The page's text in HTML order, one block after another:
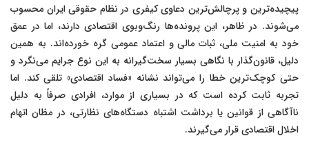
پیچیده‌ترین و پرچالش‌ترین دعاوی کیفری در نظام حقوقی ایران محسوب
می‌شوند. در ظاهر، این پرونده‌ها رنگ‌وبوی اقتصادی دارند، اما در عمق
خود به امنیت ملی، ثبات مالی و اعتماد عمومی گره خورده‌اند. به همین
دلیل، قانون‌گذار با نگاهی بسیار سخت‌گیرانه به این نوع جرایم می‌نگرد و
حتی کوچک‌ترین خطا را می‌تواند نشانه «فساد اقتصادی» تلقی کند. اما
تجربه ثابت کرده است که در بسیاری از موارد، افرادی صرفاً به دلیل
ناآگاهی از قوانین یا برداشت اشتباه دستگاه‌های نظارتی، در مظان اتهام
اخلال اقتصادی قرار می‌گیرند.